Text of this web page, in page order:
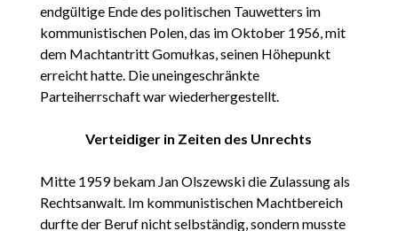
endgültige Ende des politischen Tauwetters im
kommunistischen Polen, das im Oktober 1956, mit
dem Machtantritt Gomułkas, seinen Höhepunkt
erreicht hatte. Die uneingeschränkte
Parteiherrschaft war wiederhergestellt.
Verteidiger in Zeiten des Unrechts
Mitte 1959 bekam Jan Olszewski die Zulassung als
Rechtsanwalt. Im kommunistischen Machtbereich
durfte der Beruf nicht selbständig, sondern musste